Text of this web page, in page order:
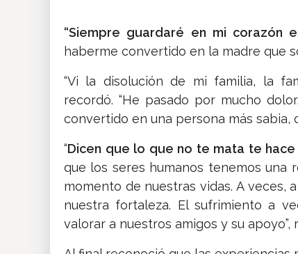
“Siempre guardaré en mi corazón
haberme convertido en la madre que
“Vi la disolución de mi familia, la
recordó. “He pasado por mucho
convertido en una persona más sabia,
“Dicen que lo que no te mata te
que los seres humanos tenemos una
momento de nuestras vidas. A veces,
nuestra fortaleza. El sufrimiento a
valorar a nuestros amigos y su apoyo”,